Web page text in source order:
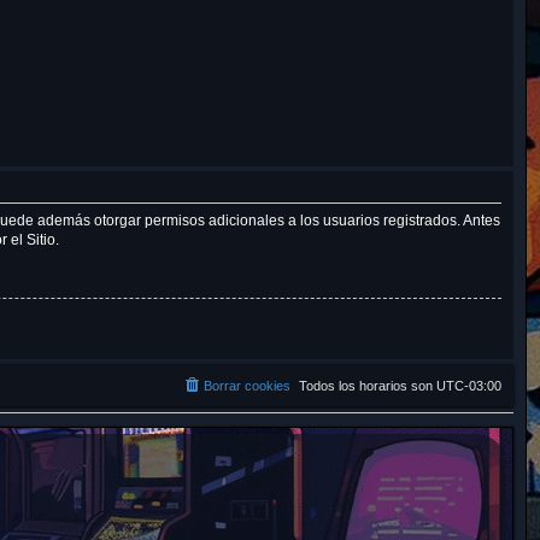
además otorgar permisos adicionales a los usuarios registrados. Antes
el Sitio.
Todos los horarios son UTC-03:00
Borrar cookies